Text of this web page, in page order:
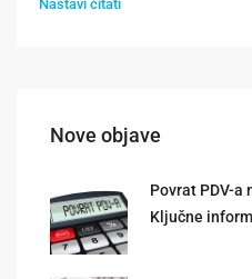
Nastavi čitati
Nove objave
Povrat PDV-a
Ključne